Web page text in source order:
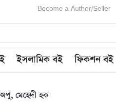
Become a Author/Seller
ইসলামিক বই ফিকশন বই
মেহেদী হক